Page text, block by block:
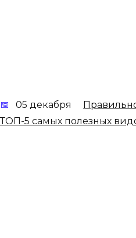
05 декабря
ТОП-5 самых полезных